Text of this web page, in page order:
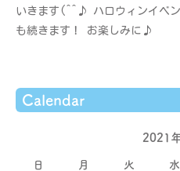
いきます(^^♪ ハロウィンイベン
も続きます！ お楽しみに♪
Calendar
2021
日 月 火 水